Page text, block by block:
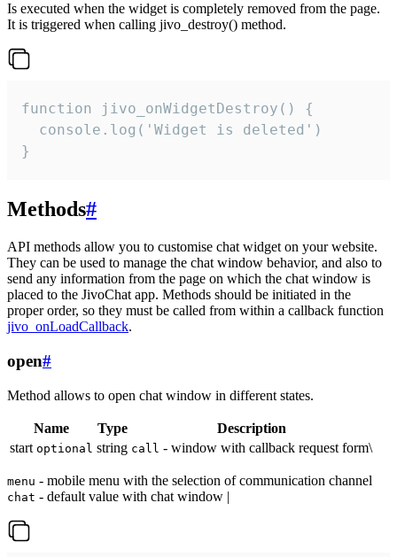
Is executed when the widget is completely removed from the page.
It is triggered when calling jivo_destroy() method.
function jivo_onWidgetDestroy() {
  console.log('Widget is deleted')
}
Methods#
API methods allow you to customise chat widget on your website.
They can be used to manage the chat window behavior, and also to
send any information from the page on which the chat window is
placed to the JivoChat app. Methods should be initiated in the
proper order, so they must be called from within a callback function
jivo_onLoadCallback.
open#
Method allows to open chat window in different states.
Name Type
Description
start optional string call - window with callback request form\
menu - mobile menu with the selection of communication channel
chat - default value with chat window |